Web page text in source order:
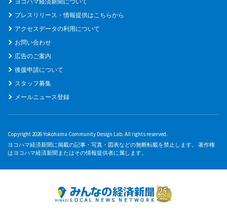
プレスリリース・情報提供はこちらから
アクセスデータの利用について
お問い合わせ
広告のご案内
後援申請について
スタッフ募集
メールニュース登録
Copyright 2026 Yokohama Community Design Lab. All rights reserved.
ヨコハマ経済新聞に掲載の記事・写真・図表などの無断転載を禁止します。 著作権
はヨコハマ経済新聞またはその情報提供者に属します。